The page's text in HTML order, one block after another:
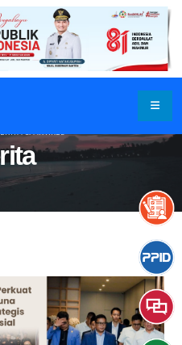
& ARTIKEL